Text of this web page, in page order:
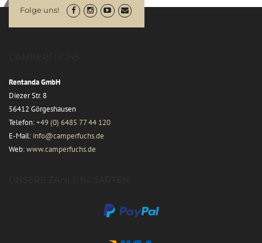
Folge uns!
Rentanda GmbH
Diezer Str. 8
56412 Görgeshausen
Telefon:+49 (0) 6485 77 44 120
E-Mail: info@camperfuchs.de
Web:www.camperfuchs.de